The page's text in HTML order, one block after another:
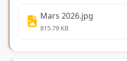
Mars 2026.jpg
815.79 KB